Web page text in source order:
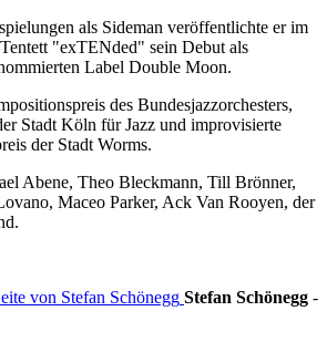
als Sideman veröffentlichte er im
"exTENded" sein Debut als
Label Double Moon.
des Bundesjazzorchesters,
Stadt Köln für Jazz und improvisierte
der Stadt Worms.
Abene, Theo Bleckmann, Till Brönner,
Maceo Parker, Ack Van Rooyen, der
Stefan Schönegg -